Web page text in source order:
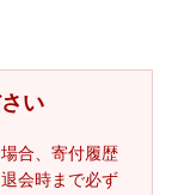
い
合、寄付履歴
会時まで必ず